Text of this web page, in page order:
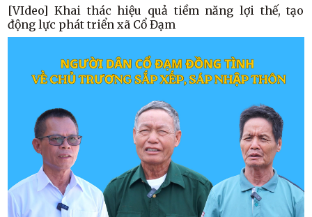
[VIdeo] Khai thác hiệu quả tiềm năng lợi thế, tạo
động lực phát triển xã Cổ Đạm